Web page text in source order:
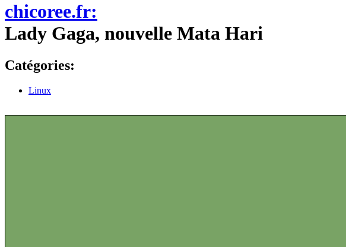
chicoree.fr:
Lady Gaga, nouvelle Mata Hari
Catégories:
Linux